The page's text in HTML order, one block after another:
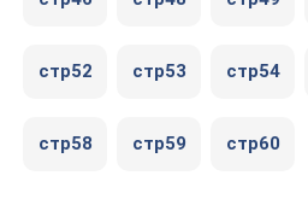
стр52 стр53 стр54
стр58 стр59 стр60